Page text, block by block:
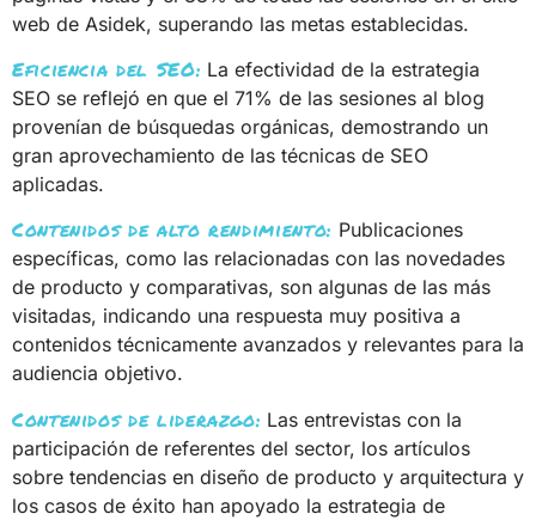
web de Asidek, superando las metas establecidas.
Eficiencia del SEO: La efectividad de la estrategia
SEO se reflejó en que el 71% de las sesiones al blog
provenían de búsquedas orgánicas, demostrando un
gran aprovechamiento de las técnicas de SEO
aplicadas.
Contenidos de alto rendimiento: Publicaciones
específicas, como las relacionadas con las novedades
de producto y comparativas, son algunas de las más
visitadas, indicando una respuesta muy positiva a
contenidos técnicamente avanzados y relevantes para la
audiencia objetivo.
Contenidos de liderazgo: Las entrevistas con la
participación de referentes del sector, los artículos
sobre tendencias en diseño de producto y arquitectura y
los casos de éxito han apoyado la estrategia de